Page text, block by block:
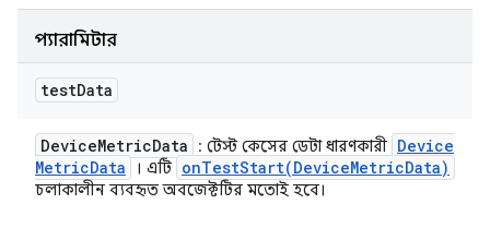
প্যারামিটার
testData
DeviceMetricData : টেস্ট কেসের ডেটা ধারণকারী Device
MetricData । এটি onTestStart(DeviceMetricData)
চলাকালীন ব্যবহৃত অবজেক্টটির মতোই হবে।